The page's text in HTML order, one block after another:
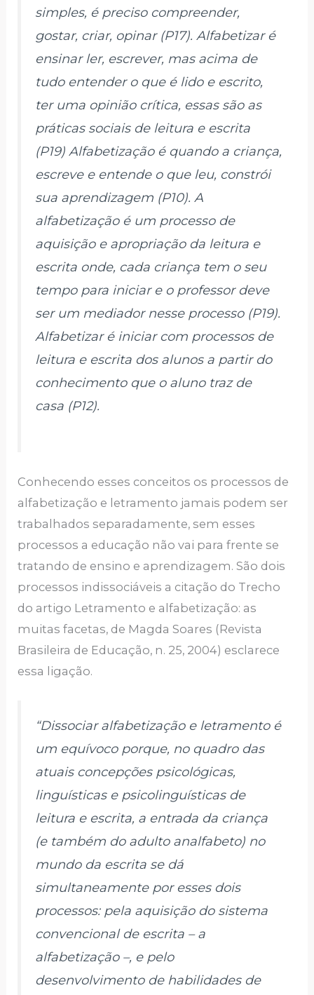
simples, é preciso compreender,
gostar, criar, opinar (P17). Alfabetizar é
ensinar ler, escrever, mas acima de
tudo entender o que é lido e escrito,
ter uma opinião crítica, essas são as
práticas sociais de leitura e escrita
(P19) Alfabetização é quando a criança,
escreve e entende o que leu, constrói
sua aprendizagem (P10). A
alfabetização é um processo de
aquisição e apropriação da leitura e
escrita onde, cada criança tem o seu
tempo para iniciar e o professor deve
ser um mediador nesse processo (P19).
Alfabetizar é iniciar com processos de
leitura e escrita dos alunos a partir do
conhecimento que o aluno traz de
casa (P12).
Conhecendo esses conceitos os processos de
alfabetização e letramento jamais podem ser
trabalhados separadamente, sem esses
processos a educação não vai para frente se
tratando de ensino e aprendizagem. São dois
processos indissociáveis a citação do Trecho
do artigo Letramento e alfabetização: as
muitas facetas, de Magda Soares (Revista
Brasileira de Educação, n. 25, 2004) esclarece
essa ligação.
“Dissociar alfabetização e letramento é
um equívoco porque, no quadro das
atuais concepções psicológicas,
linguísticas e psicolinguísticas de
leitura e escrita, a entrada da criança
(e também do adulto analfabeto) no
mundo da escrita se dá
simultaneamente por esses dois
processos: pela aquisição do sistema
convencional de escrita – a
alfabetização –, e pelo
desenvolvimento de habilidades de